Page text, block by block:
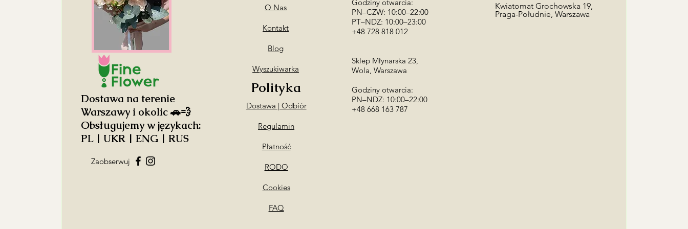
Dostawa na terenie
Warszawy i okolic 🚗💨
Obsługujemy w językach:
PL | UKR | ENG | RUS
Zaobserwuj
O Nas
Kontakt
Blog
Wyszukiwarka
Polityka
Dostawa | Odbiór
Regulamin
Płatność
RODO
Cookies
FAQ
Godziny otwarcia:
PN–CZW: 10:00–22:00
PT–NDZ: 10:00–23:00
+48 728 818 012
Sklep Młynarska 23,
Wola, Warszawa
Godziny otwarcia:
PN–NDZ: 10:00–22:00
​+48 668 163 787
Kwiatomat Grochowska 19,
Praga-Południe, Warszawa